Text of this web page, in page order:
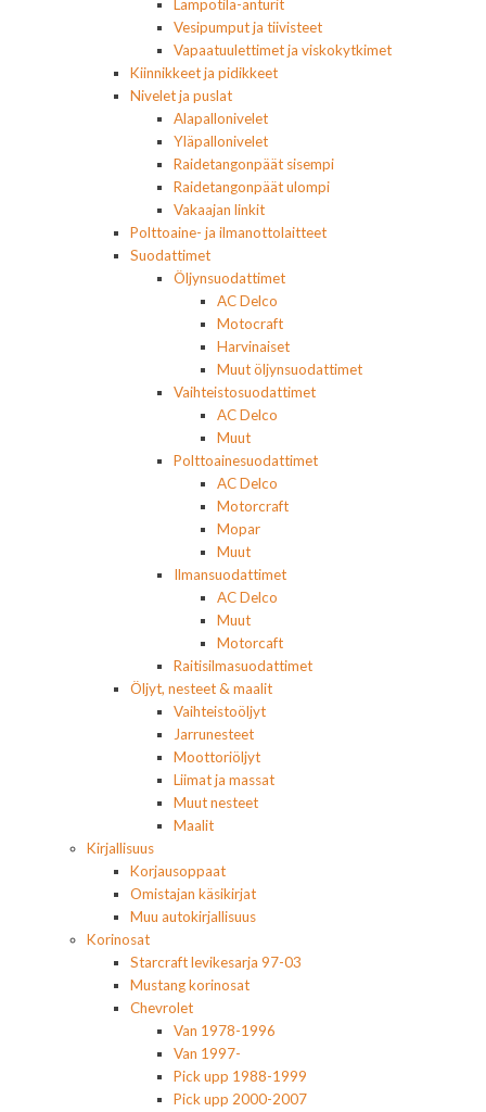
Lämpötila-anturit
Vesipumput ja tiivisteet
Vapaatuulettimet ja viskokytkimet
Kiinnikkeet ja pidikkeet
Nivelet ja puslat
Alapallonivelet
Yläpallonivelet
Raidetangonpäät sisempi
Raidetangonpäät ulompi
Vakaajan linkit
Polttoaine- ja ilmanottolaitteet
Suodattimet
Öljynsuodattimet
AC Delco
Motocraft
Harvinaiset
Muut öljynsuodattimet
Vaihteistosuodattimet
AC Delco
Muut
Polttoainesuodattimet
AC Delco
Motorcraft
Mopar
Muut
Ilmansuodattimet
AC Delco
Muut
Motorcaft
Raitisilmasuodattimet
Öljyt, nesteet & maalit
Vaihteistoöljyt
Jarrunesteet
Moottoriöljyt
Liimat ja massat
Muut nesteet
Maalit
Kirjallisuus
Korjausoppaat
Omistajan käsikirjat
Muu autokirjallisuus
Korinosat
Starcraft levikesarja 97-03
Mustang korinosat
Chevrolet
Van 1978-1996
Van 1997-
Pick upp 1988-1999
Pick upp 2000-2007